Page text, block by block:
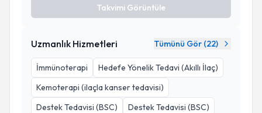
Takvimi Görüntüle
Uzmanlık Hizmetleri Tümünü Gör (22)
İmmünoterapi
Hedefe Yönelik Tedavi (Akıllı İlaç)
Kemoterapi (ilaçla kanser tedavisi)
Destek Tedavisi (BSC)
Destek Tedavisi (BSC)